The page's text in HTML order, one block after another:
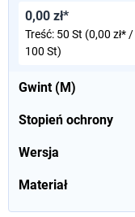
Gwint (M)
Stopień ochrony
Wersja
Materiał
0,00 zł*
Treść: 50 St (0,00 zł* /
100 St)